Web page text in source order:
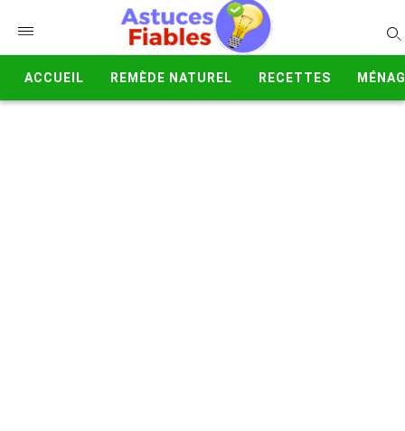
ACCUEIL REMÈDE NATUREL RECETTES